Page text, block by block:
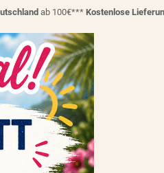
ab 100€*** Kostenlose